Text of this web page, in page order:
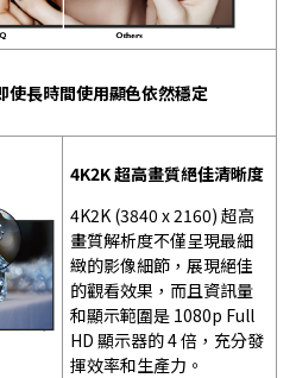
使長時間使用顯色依然穩定
4K2K 超高畫質絕佳清晰度
4K2K (3840 x 2160) 超高
畫質解析度不僅呈現最細
緻的影像細節，展現絕佳
的觀看效果，而且資訊量
和顯示範圍是 1080p Full
HD 顯示器的 4 倍，充分發
揮效率和生產力。